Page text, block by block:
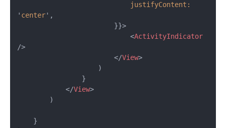
justifyContent:
' center',
                        }}>
<ActivityIndicator
/>
</View>
</View>